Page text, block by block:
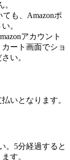
も、Amazonポ
。
アカウント
ート画面でショ
い。
いとなります。
。5分経過すると
す。